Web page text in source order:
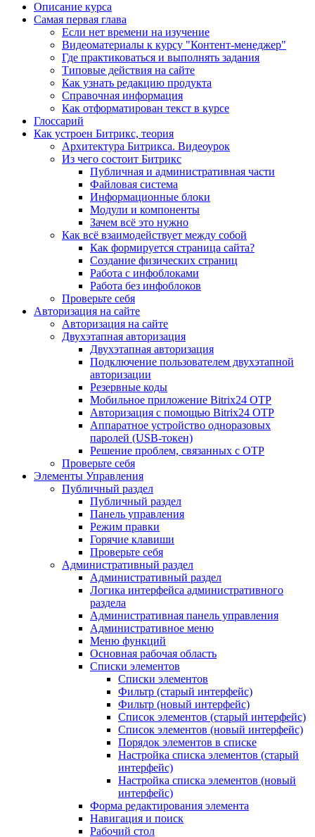
Описание курса
Самая первая глава
Если нет времени на изучение
Видеоматериалы к курсу "Контент-менеджер"
Где практиковаться и выполнять задания
Типовые действия на сайте
Как узнать редакцию продукта
Справочная информация
Как отформатирован текст в курсе
Глоссарий
Как устроен Битрикс, теория
Архитектура Битрикса. Видеоурок
Из чего состоит Битрикс
Публичная и административная части
Файловая система
Информационные блоки
Модули и компоненты
Зачем всё это нужно
Как всё взаимодействует между собой
Как формируется страница сайта?
Создание физических страниц
Работа с инфоблоками
Работа без инфоблоков
Проверьте себя
Авторизация на сайте
Авторизация на сайте
Двухэтапная авторизация
Двухэтапная авторизация
Подключение пользователем двухэтапной
авторизации
Резервные коды
Мобильное приложение Bitrix24 OTP
Авторизация с помощью Bitrix24 OTP
Аппаратное устройство одноразовых
паролей (USB-токен)
Решение проблем, связанных с OTP
Проверьте себя
Элементы Управления
Публичный раздел
Публичный раздел
Панель управления
Режим правки
Горячие клавиши
Проверьте себя
Административный раздел
Административный раздел
Логика интерфейса административного
раздела
Административная панель управления
Административное меню
Меню функций
Основная рабочая область
Списки элементов
Списки элементов
Фильтр (старый интерфейс)
Фильтр (новый интерфейс)
Список элементов (старый интерфейс)
Список элементов (новый интерфейс)
Порядок элементов в списке
Настройка списка элементов (старый
интерфейс)
Настройка списка элементов (новый
интерфейс)
Форма редактирования элемента
Навигация и поиск
Рабочий стол